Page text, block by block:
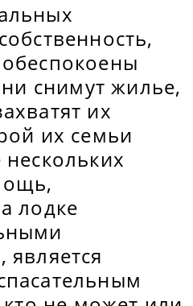
снимут жилье,
их
их семьи
лодке